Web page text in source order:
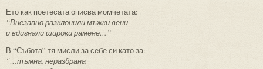
Ето как поетесата описва момчетата:
“Внезапно разклонили мъжки вени
и вдигнали широки рамене…”
В “Събота” тя мисли за себе си като за:
“…тъмна, неразбрана